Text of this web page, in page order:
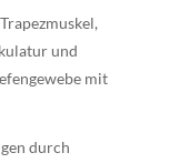
und
mit
durch